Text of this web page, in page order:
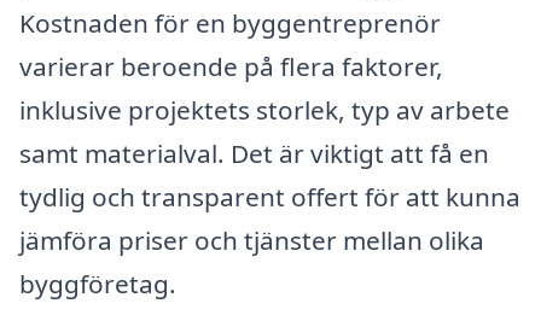
Kostnaden för en byggentreprenör
varierar beroende på flera faktorer,
inklusive projektets storlek, typ av arbete
samt materialval. Det är viktigt att få en
tydlig och transparent offert för att kunna
jämföra priser och tjänster mellan olika
byggföretag.